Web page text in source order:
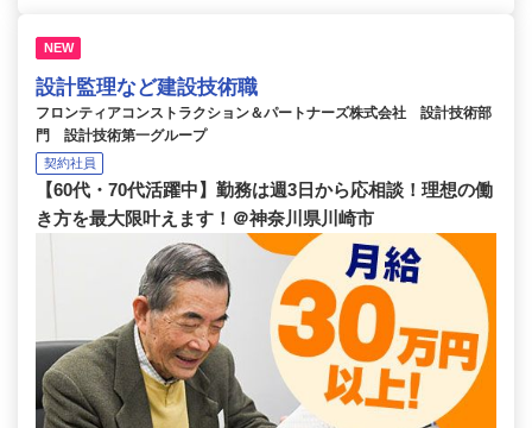
NEW
設計監理など建設技術職
フロンティアコンストラクション＆パートナーズ株式会社 設計技術部
門 設計技術第一グループ
契約社員
【60代・70代活躍中】勤務は週3日から応相談！理想の働
き方を最大限叶えます！＠神奈川県川崎市